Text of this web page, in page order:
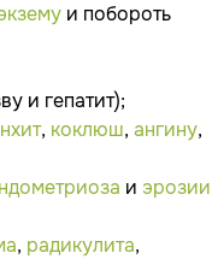
и побороть
и гепатит);
, коклюш,ангину,
иэрозии
, радикулита,